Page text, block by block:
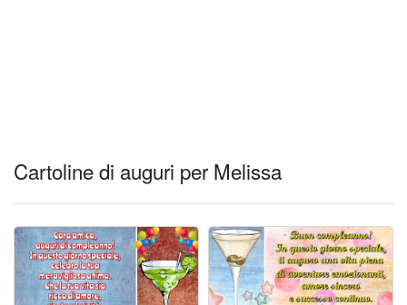
Cartoline di auguri per Melissa